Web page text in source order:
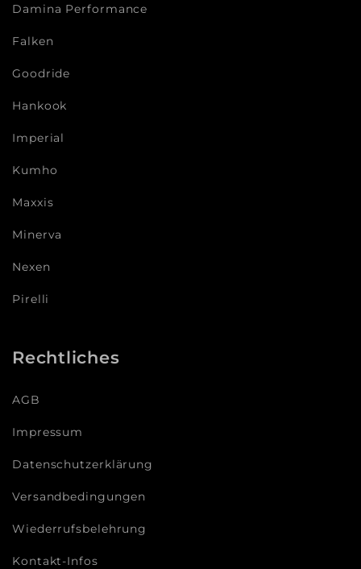
Damina Performance
Falken
Goodride
Hankook
Imperial
Kumho
Maxxis
Minerva
Nexen
Pirelli
Rechtliches
AGB
Impressum
Datenschutzerklärung
Versandbedingungen
Wiederrufsbelehrung
Kontakt-Infos